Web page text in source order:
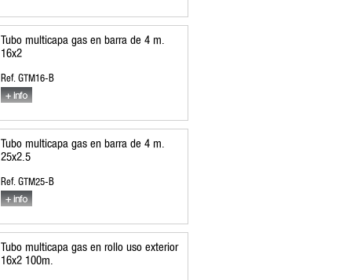
Tubo multicapa gas en barra de 4 m.
16x2
Ref. GTM16-B
Tubo multicapa gas en barra de 4 m.
25x2.5
Ref. GTM25-B
Tubo multicapa gas en rollo uso exterior
16x2 100m.